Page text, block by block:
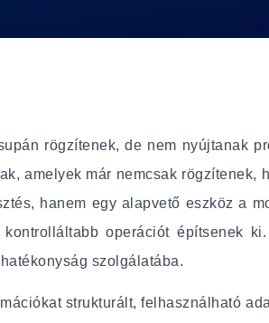
rögzítenek, de nem nyújtanak
amelyek már nemcsak rögzítenek,
hanem egy alapvető eszköz a
operációt építsenek
szolgálatába.
strukturált, felhasználható